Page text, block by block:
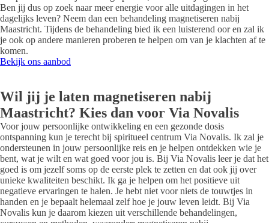
Ben jij dus op zoek naar meer energie voor alle uitdagingen in het
dagelijks leven? Neem dan een behandeling magnetiseren nabij
Maastricht. Tijdens de behandeling bied ik een luisterend oor en zal ik
je ook op andere manieren proberen te helpen om van je klachten af te
komen.
Bekijk ons aanbod
Wil jij je laten magnetiseren nabij
Maastricht? Kies dan voor Via Novalis
Voor jouw persoonlijke ontwikkeling en een gezonde dosis
ontspanning kun je terecht bij spiritueel centrum Via Novalis. Ik zal je
ondersteunen in jouw persoonlijke reis en je helpen ontdekken wie je
bent, wat je wilt en wat goed voor jou is. Bij Via Novalis leer je dat het
goed is om jezelf soms op de eerste plek te zetten en dat ook jij over
unieke kwaliteiten beschikt. Ik ga je helpen om het positieve uit
negatieve ervaringen te halen. Je hebt niet voor niets de touwtjes in
handen en je bepaalt helemaal zelf hoe je jouw leven leidt. Bij Via
Novalis kun je daarom kiezen uit verschillende behandelingen,